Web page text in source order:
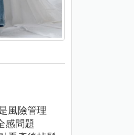
風險管理
感問題